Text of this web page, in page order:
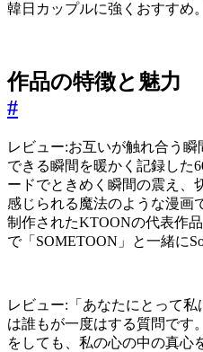
韓日カップルに強くおすすめ。
作品の特徴と魅力
#
レビュー:お互いが触れ合う瞬
できる瞬間を暖かく記録した
ードでときめく瞬間の震え、
感じられる魔法のような漫画
制作されたKTOONの代表作品
で「SOMETOON 」と一緒に
レビュー:「あなたにとって
は誰もが一度はする質問です
をしても、私の心の中の真心